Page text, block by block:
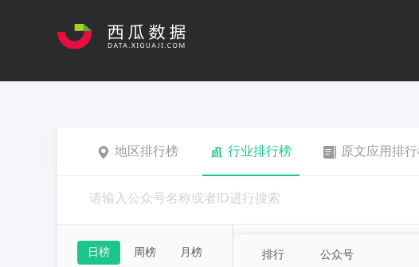
地区排行榜 行业排行榜 原文应用排
日榜 周榜 月榜 排行 公众号